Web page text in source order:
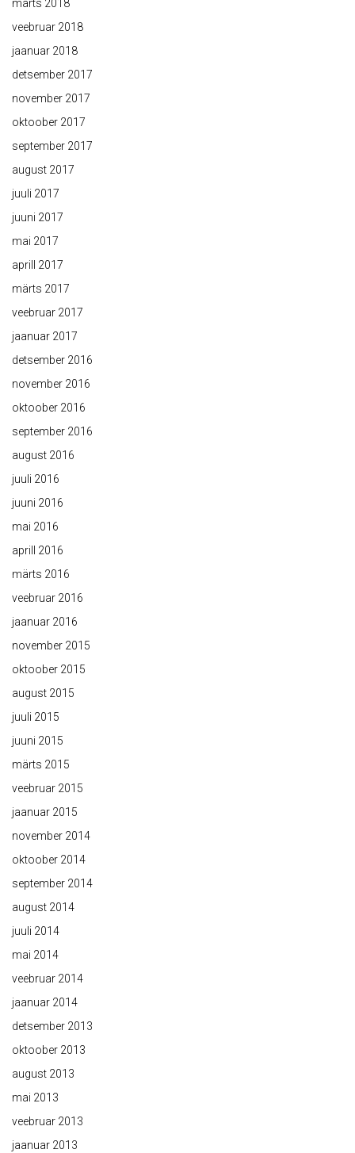
märts 2018
veebruar 2018
jaanuar 2018
detsember 2017
november 2017
oktoober 2017
september 2017
august 2017
juuli 2017
juuni 2017
mai 2017
aprill 2017
märts 2017
veebruar 2017
jaanuar 2017
detsember 2016
november 2016
oktoober 2016
september 2016
august 2016
juuli 2016
juuni 2016
mai 2016
aprill 2016
märts 2016
veebruar 2016
jaanuar 2016
november 2015
oktoober 2015
august 2015
juuli 2015
juuni 2015
märts 2015
veebruar 2015
jaanuar 2015
november 2014
oktoober 2014
september 2014
august 2014
juuli 2014
mai 2014
veebruar 2014
jaanuar 2014
detsember 2013
oktoober 2013
august 2013
mai 2013
veebruar 2013
jaanuar 2013